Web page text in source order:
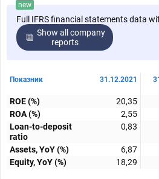
new
Full IFRS financial statements data
Show all company
reports
Показник 31.12.2021
ROE (%) 20,35
ROA (%)
2,55
Loan-to-deposit
ratio
0,83
Assets, YoY (%) 6,87
Equity, YoY (%)
18,29